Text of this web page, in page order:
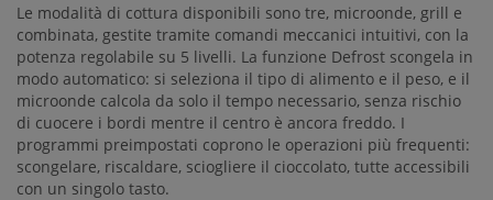
Le modalità di cottura disponibili sono tre, microonde, grill e
combinata, gestite tramite comandi meccanici intuitivi, con la
potenza regolabile su 5 livelli. La funzione Defrost scongela in
modo automatico: si seleziona il tipo di alimento e il peso, e il
microonde calcola da solo il tempo necessario, senza rischio
di cuocere i bordi mentre il centro è ancora freddo. I
programmi preimpostati coprono le operazioni più frequenti:
scongelare, riscaldare, sciogliere il cioccolato, tutte accessibili
con un singolo tasto.